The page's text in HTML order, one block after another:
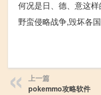
何况是日、德、意这
野蛮侵略战争,毁坏各国
上一篇
pokemmo攻略软件